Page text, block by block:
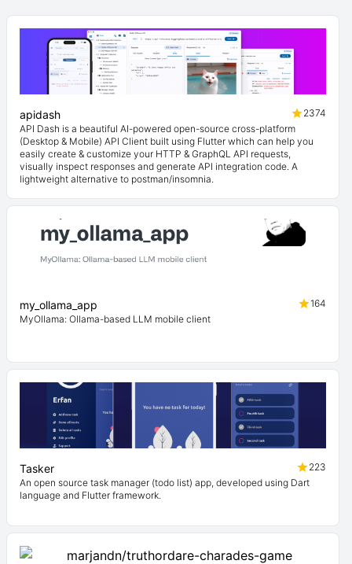
apidash
2374
API Dash is a beautiful AI-powered open-source cross-platform
(Desktop & Mobile) API Client built using Flutter which can help you
easily create & customize your HTTP & GraphQL API requests,
visually inspect responses and generate API integration code. A
lightweight alternative to postman/insomnia.
my_ollama_app
164
MyOllama: Ollama-based LLM mobile client
Tasker
223
An open source task manager (todo list) app, developed using Dart
language and Flutter framework.